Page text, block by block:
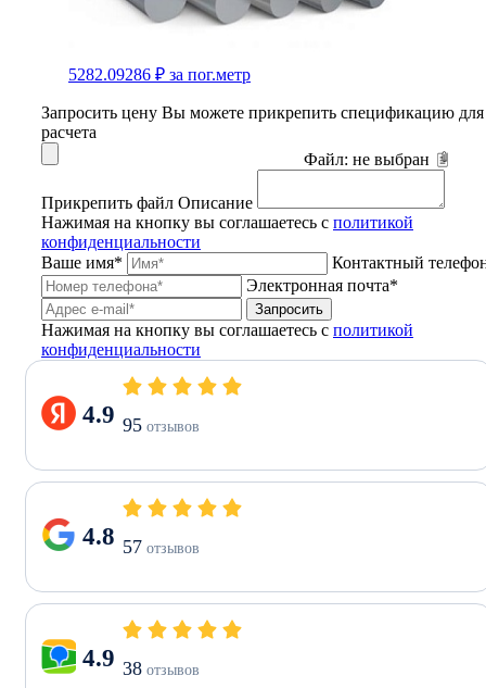
5282.09286 ₽ за пог.метр
Запросить цену Вы можете прикрепить спецификацию для
расчета
Файл: не выбран
Прикрепить файл Описание
Нажимая на кнопку вы соглашаетесь с политикой
конфиденциальности
Ваше имя*
Контактный
Электронная почта*
Запросить
Нажимая на кнопку вы соглашаетесь с политикой
конфиденциальности
4.9 95 отзывов
4.8 57 отзывов
4.9 38 отзывов